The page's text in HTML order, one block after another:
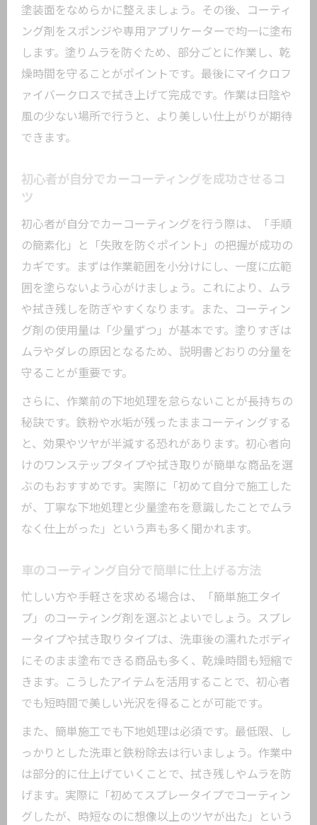
光沢長持ちの秘訣は自分で行う下地処理
自分でカーコーティングする際の下地処
理基本
光沢を引き出すカーコーティング下地作
カーコーティング自分で失敗しない下地
処理術
ムラなく仕上げるカーコーティング実践法
カーコーティング自分でムラなく塗るコ
ツ
自分でカーコーティングを均一に仕上げ
る方法
車コーティング自分で簡単にムラを防ぐ
実践術
カーコーティング自分でやる時の塗り方
ポイント
ガラスコーティングDIY失敗例から学ぶ注
意点
新車におすすめの自分でできるコーティング
イント
自分でカーコーティングする新車のメリ
ット
ガラスコーティングDIYおすすめ新車活用
法
車コーティング自分で新車に適した方法
カーコーティング自分で挑戦する際の落とし
穴
カーコーティング自分で失敗しやすい注
塗装面をなめらかに整えましょう。その後、コーティ
ング剤をスポンジや専用アプリケーターで均一に塗布
します。塗りムラを防ぐため、部分ごとに作業し、乾
燥時間を守ることがポイントです。最後にマイクロフ
ァイバークロスで拭き上げて完成です。作業は日陰や
風の少ない場所で行うと、より美しい仕上がりが期待
できます。
初心者が自分でカーコーティングを成功させるコ
ツ
初心者が自分でカーコーティングを行う際は、「手順
の簡素化」と「失敗を防ぐポイント」の把握が成功の
カギです。まずは作業範囲を小分けにし、一度に広範
囲を塗らないよう心がけましょう。これにより、ムラ
や拭き残しを防ぎやすくなります。また、コーティン
グ剤の使用量は「少量ずつ」が基本です。塗りすぎは
ムラやダレの原因となるため、説明書どおりの分量を
守ることが重要です。
さらに、作業前の下地処理を怠らないことが長持ちの
秘訣です。鉄粉や水垢が残ったままコーティングする
と、効果やツヤが半減する恐れがあります。初心者向
けのワンステップタイプや拭き取りが簡単な商品を選
ぶのもおすすめです。実際に「初めて自分で施工した
が、丁寧な下地処理と少量塗布を意識したことでムラ
なく仕上がった」という声も多く聞かれます。
車のコーティング自分で簡単に仕上げる方法
忙しい方や手軽さを求める場合は、「簡単施工タイ
プ」のコーティング剤を選ぶとよいでしょう。スプレ
ータイプや拭き取りタイプは、洗車後の濡れたボディ
にそのまま塗布できる商品も多く、乾燥時間も短縮で
きます。こうしたアイテムを活用することで、初心者
でも短時間で美しい光沢を得ることが可能です。
また、簡単施工でも下地処理は必須です。最低限、し
っかりとした洗車と鉄粉除去は行いましょう。作業中
は部分的に仕上げていくことで、拭き残しやムラを防
げます。実際に「初めてスプレータイプでコーティン
グしたが、時短なのに想像以上のツヤが出た」という